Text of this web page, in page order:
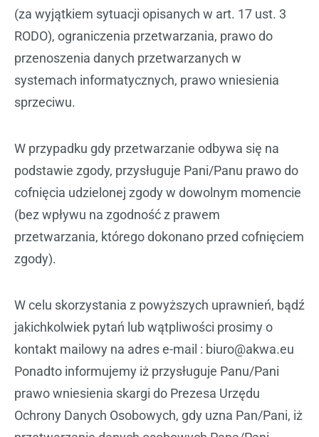
(za wyjątkiem sytuacji opisanych w art. 17 ust. 3
RODO), ograniczenia przetwarzania, prawo do
przenoszenia danych przetwarzanych w
systemach informatycznych, prawo wniesienia
sprzeciwu.
W przypadku gdy przetwarzanie odbywa się na
podstawie zgody, przysługuje Pani/Panu prawo do
cofnięcia udzielonej zgody w dowolnym momencie
(bez wpływu na zgodność z prawem
przetwarzania, którego dokonano przed cofnięciem
zgody).
W celu skorzystania z powyższych uprawnień, bądź
jakichkolwiek pytań lub wątpliwości prosimy o
kontakt mailowy na adres e-mail : biuro@akwa.eu
Ponadto informujemy iż przysługuje Panu/Pani
prawo wniesienia skargi do Prezesa Urzędu
Ochrony Danych Osobowych, gdy uzna Pan/Pani, iż